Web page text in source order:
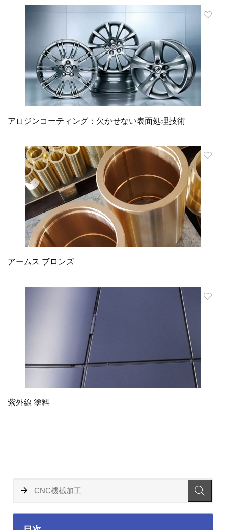
アロジンコーティング：欠かせない表面処理技術
アームス ブロンズ
紫外線 塗料